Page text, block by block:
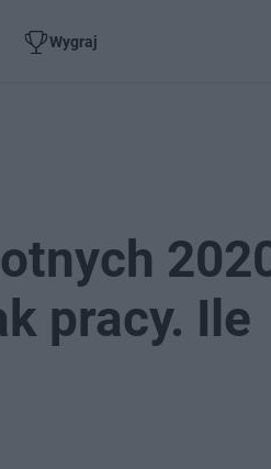
Wygraj
pracy. Ile